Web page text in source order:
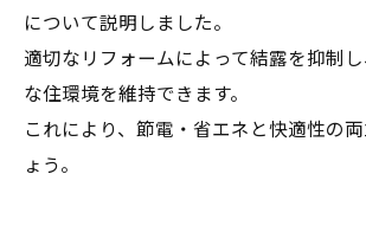
について説明しました。
適切なリフォームによって結露を抑制
な住環境を維持できます。
これにより、節電・省エネと快適性の
ょう。